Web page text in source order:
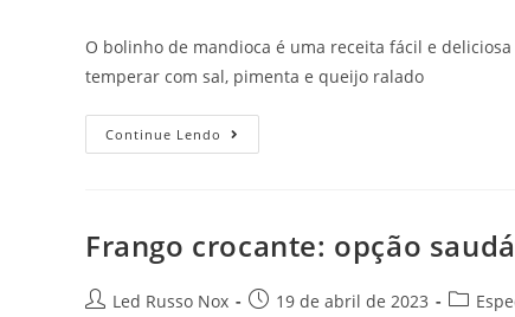
O bolinho de mandioca é uma receita fácil e
temperar com sal, pimenta e queijo ralado
Continue Lendo
Frango crocante: opção
Led Russo Nox 19 de abril de 2023